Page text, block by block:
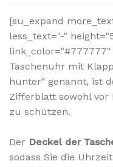
[su_expand
less_text="-"
Taschenuhr mit
hunter" genannt, ist
Zifferblatt sowohl vor
zu schützen.
Der Deckel der
sodass Sie die